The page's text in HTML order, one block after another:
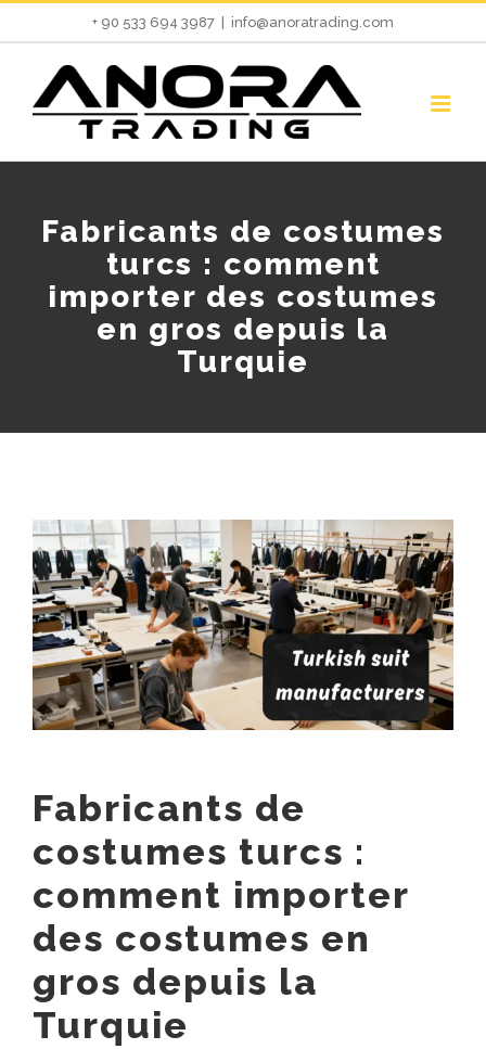
Skip
content
+ 90 533 694 3987 info@anoratrading.com
Fabricants de costumes
turcs : comment
importer des costumes
en gros depuis la
Turquie
View
Larger
Image
Fabricants de
costumes turcs :
comment importer
des costumes en
gros depuis la
Turquie